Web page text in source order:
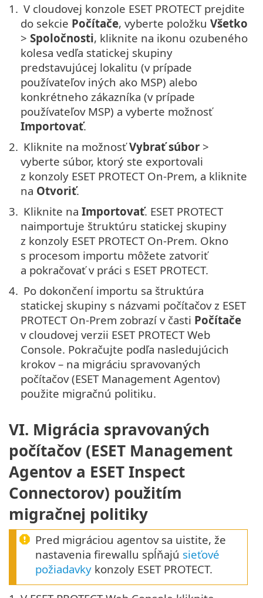
1. V cloudovej konzole ESET PROTECT prejdite
do sekcie Počítače, vyberte položku Všetko
> Spoločnosti, kliknite na ikonu ozubeného
kolesa vedľa statickej skupiny
predstavujúcej lokalitu (v prípade
používateľov iných ako MSP) alebo
konkrétneho zákazníka (v prípade
používateľov MSP) a vyberte možnosť
Importovať.
2. Kliknite na možnosťVybrať súbor >
vyberte súbor, ktorý ste exportovali
z konzoly ESET PROTECT On-Prem, a kliknite
na Otvoriť.
3. Kliknite na Importovať. ESET PROTECT
naimportuje štruktúru statickej skupiny
z konzoly ESET PROTECT On-Prem. Okno
s procesom importu môžete zatvoriť
a pokračovať v práci s ESET PROTECT.
4. Po dokončení importu sa štruktúra
statickej skupiny s názvami počítačov z ESET
PROTECT On-Prem zobrazí v časti Počítače
v cloudovej verzii ESET PROTECT Web
Console. Pokračujte podľa nasledujúcich
krokov – na migráciu spravovaných
počítačov (ESET Management Agentov)
použite migračnú politiku.
VI. Migrácia spravovaných
počítačov (ESET Management
Agentov a ESET Inspect
Connectorov) použitím
migračnej politiky
Pred migráciou agentov sa uistite, že
nastavenia firewallu spĺňajú sieťové
požiadavky konzoly ESET PROTECT.